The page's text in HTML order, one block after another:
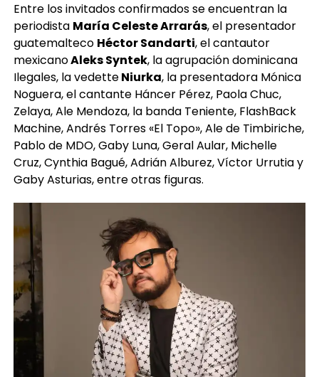
Entre los invitados confirmados se encuentran la
periodista María Celeste Arrarás, el presentador
guatemalteco Héctor Sandarti, el cantautor
mexicanoAleks Syntek, la agrupación dominicana
Ilegales, la vedetteNiurka, la presentadora Mónica
Noguera, el cantante Háncer Pérez, Paola Chuc,
Zelaya, Ale Mendoza, la banda Teniente, FlashBack
Machine, Andrés Torres «El Topo», Ale de Timbiriche,
Pablo de MDO, Gaby Luna, Geral Aular, Michelle
Cruz, Cynthia Bagué, Adrián Alburez, Víctor Urrutia y
Gaby Asturias, entre otras figuras.